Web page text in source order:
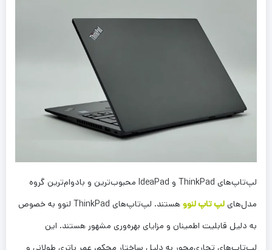
لپ‌تاپ‌های ThinkPad و IdeaPad محبوب‌ترین و بادوام‌ترین گروه
مدل‌های لپ تاپ لنوو
هستند. لپ‌تاپ‌های ThinkPad لنوو به خصوص
به دلیل قابلیت اطمینان و مزایای بهره‌وری مشهور هستند. این
لپ‌تاپ‌های تجاری‌محور به دلیل ساختار محکم، عمر باتری طولانی و